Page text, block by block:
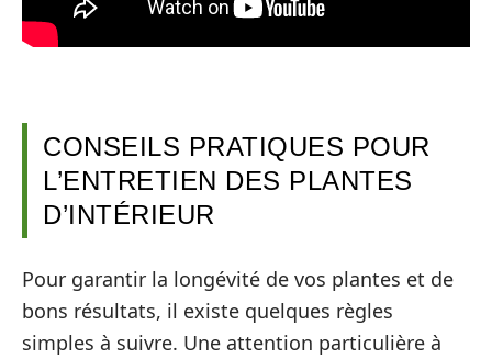
CONSEILS PRATIQUES POUR
L’ENTRETIEN DES PLANTES
D’INTÉRIEUR
Pour garantir la longévité de vos plantes et de
bons résultats, il existe quelques règles
simples à suivre. Une attention particulière à